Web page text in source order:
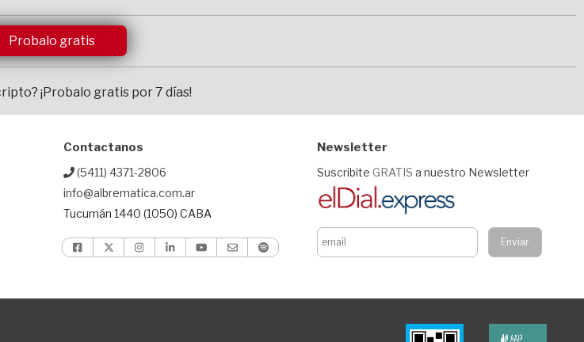
Probalo gratis
¡Probalo gratis por 7 días!
Contactanos
(5411) 4371-2806
info@albrematica.com.ar
Tucumán 1440 (1050) CABA
Newsletter
Suscribite GRATIS a nuestro Newsletter